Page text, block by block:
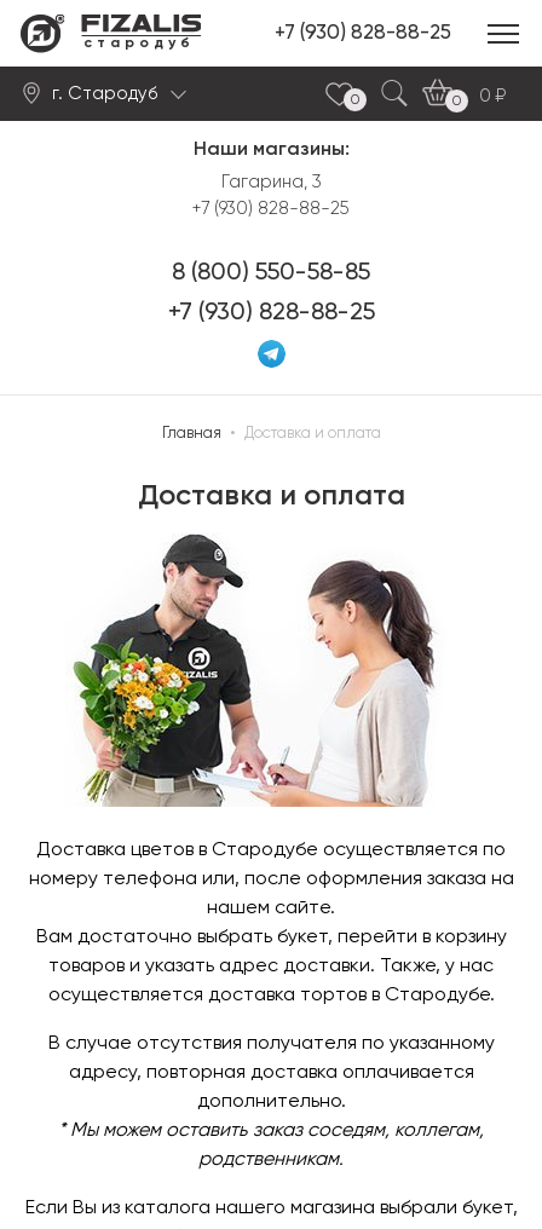
стародуб +7 (930) 828-88-25
г. Стародуб 0 0
0
Наши магазины:
Гагарина, 3
+7 (930) 828-88-25
8 (800) 550-58-85
+7 (930) 828-88-25
Главная • Доставка и оплата
Доставка и оплата
Доставка цветов в Стародубе осуществляется по
номеру телефона или, после оформления заказа на
нашем сайте.
Вам достаточно выбрать букет, перейти в корзину
товаров и указать адрес доставки. Также, у нас
осуществляется доставка тортов в Стародубе.
В случае отсутствия получателя по указанному
адресу, повторная доставка оплачивается
дополнительно.
* Мы можем оставить заказ соседям, коллегам,
родственникам.
Если Вы из каталога нашего магазина выбрали букет,